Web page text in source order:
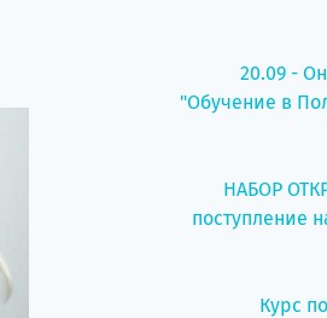
20.09 -
"Обучение в
НАБОР
поступление
Курс